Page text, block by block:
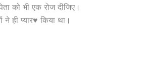
को भी एक रोज दीजिए।
ही प्यार♥️ किया था।